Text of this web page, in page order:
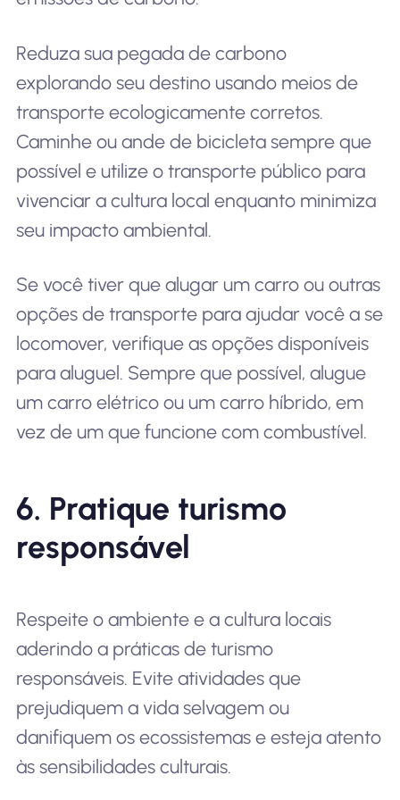
Reduza sua pegada de carbono
explorando seu destino usando meios de
transporte ecologicamente corretos.
Caminhe ou ande de bicicleta sempre que
possível e utilize o transporte público para
vivenciar a cultura local enquanto minimiza
seu impacto ambiental.
Se você tiver que alugar um carro ou outras
opções de transporte para ajudar você a se
locomover, verifique as opções disponíveis
para aluguel. Sempre que possível, alugue
um carro elétrico ou um carro híbrido, em
vez de um que funcione com combustível.
6. Pratique turismo
responsável
Respeite o ambiente e a cultura locais
aderindo a práticas de turismo
responsáveis. Evite atividades que
prejudiquem a vida selvagem ou
danifiquem os ecossistemas e esteja atento
às sensibilidades culturais.